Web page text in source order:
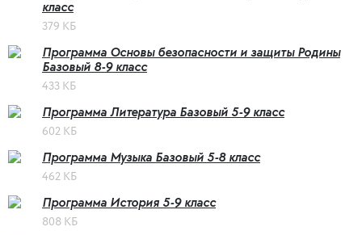
класс
379 КБ
Программа Основы безопасности и защиты Родины
Базовый 8-9 класс
433 КБ
Программа Литература Базовый 5-9 класс
602 КБ
Программа Музыка Базовый 5-8 класс
462 КБ
Программа История 5-9 класс
808 КБ